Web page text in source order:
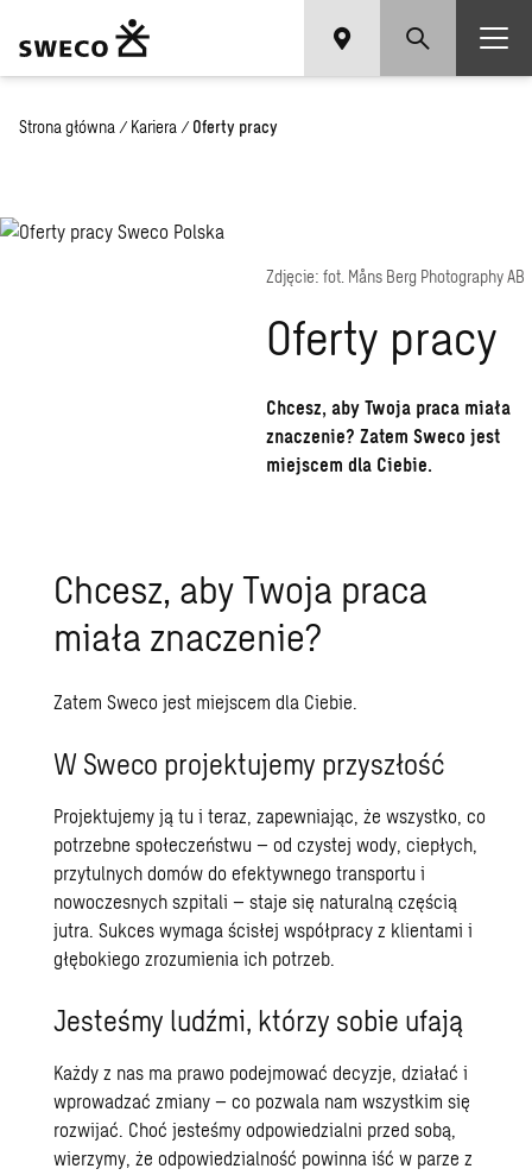
Strona główna / Kariera / Oferty pracy
Zdjęcie: fot. Måns Berg Photography AB
Oferty pracy
Chcesz, aby Twoja praca miała
znaczenie? Zatem Sweco jest
miejscem dla Ciebie.
Chcesz, aby Twoja praca
miała znaczenie?
Zatem Sweco jest miejscem dla Ciebie.
W Sweco projektujemy przyszłość
Projektujemy ją tu i teraz, zapewniając, że wszystko, co
potrzebne społeczeństwu – od czystej wody, ciepłych,
przytulnych domów do efektywnego transportu i
nowoczesnych szpitali – staje się naturalną częścią
jutra. Sukces wymaga ścisłej współpracy z klientami i
głębokiego zrozumienia ich potrzeb.
Jesteśmy ludźmi, którzy sobie ufają
Każdy z nas ma prawo podejmować decyzje, działać i
wprowadzać zmiany – co pozwala nam wszystkim się
rozwijać. Choć jesteśmy odpowiedzialni przed sobą,
wierzymy, że odpowiedzialność powinna iść w parze z